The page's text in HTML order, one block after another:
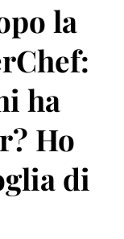
la
ha
Ho
di